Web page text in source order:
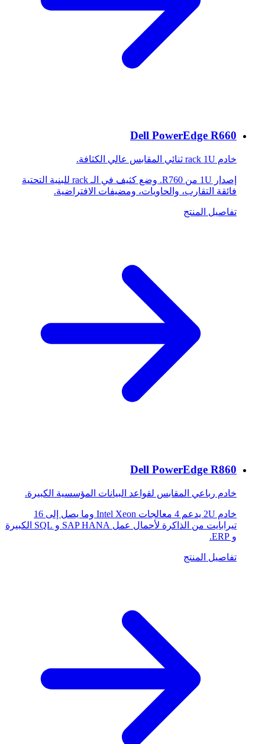
Dell PowerEdge R660
خادم rack 1U ثنائي المقابس عالي الكثافة.
إصدار 1U من R760. وضع كثيف في الـ rack للبنية التحتية
فائقة التقارب، والحاويات، ومضيفات الافتراضية.
تفاصيل المنتج
Dell PowerEdge R860
خادم رباعي المقابس لقواعد البيانات المؤسسية الكبيرة.
خادم 2U يدعم 4 معالجات Intel Xeon وما يصل إلى 16
تيرابايت من الذاكرة لأحمال عمل SAP HANA و SQL الكبيرة
و ERP.
تفاصيل المنتج